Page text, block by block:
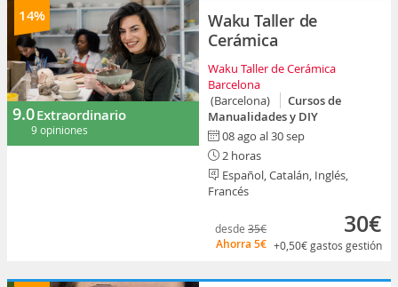
14%
9.0Extraordinario
9 opiniones
Waku Taller de
Cerámica
Waku Taller de Cerámica
Barcelona
(Barcelona)
Cursos de
Manualidades y DIY
08 ago al 30 sep
2 horas
Español, Catalán, Inglés,
Francés
desde 35€
Ahorra 5€
30€
+0,50€gastos gestión